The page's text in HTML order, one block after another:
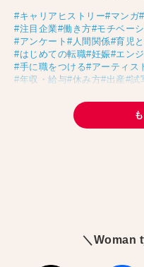
#キャリアヒストリー#マンガ
#注目企業#働き方#モチベー
#アンケート #人間関係#育児
#はじめての転職#妊娠#エン
#手に職をつける#アーティス
#年収・給与#休み方#出産#試
#30代の転職#Meets！
#リモートワーク
#パラレルキ
#生産性アップ
＼Woman